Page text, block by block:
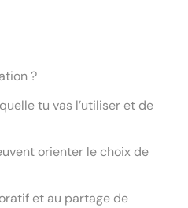
?
tu vas l’utiliser et de
orienter le choix de
et au partage de